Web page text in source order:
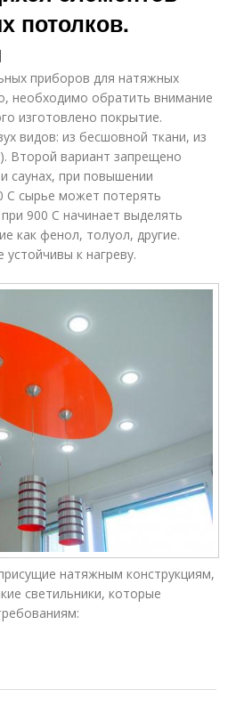
потолков.
приборов для натяжных
необходимо обратить внимание
изготовлено покрытие.
видов: из бесшовной ткани, из
Второй вариант запрещено
саунах, при повышении
С сырье может потерять
900 С начинает выделять
как фенол, толуол, другие.
к нагреву.
натяжным конструкциям,
светильники, которые